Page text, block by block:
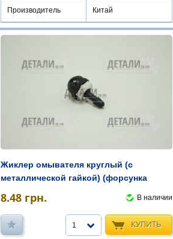
Производитель Китай
Жиклер омывателя круглый (с
металлической гайкой) (форсунка
8.48 грн. В наличии
КУПИТЬ
1